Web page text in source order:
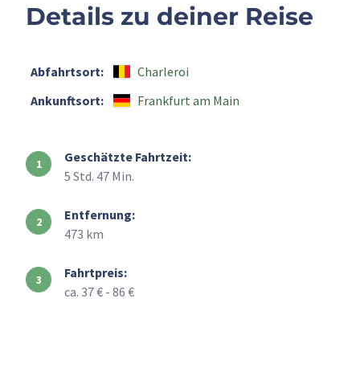
Details zu deiner Reise
Abfahrtsort:
Charleroi
Ankunftsort:
Frankfurt am Main
Geschätzte Fahrtzeit:
5 Std. 47 Min.
Entfernung:
473 km
Fahrtpreis:
ca. 37 € - 86 €